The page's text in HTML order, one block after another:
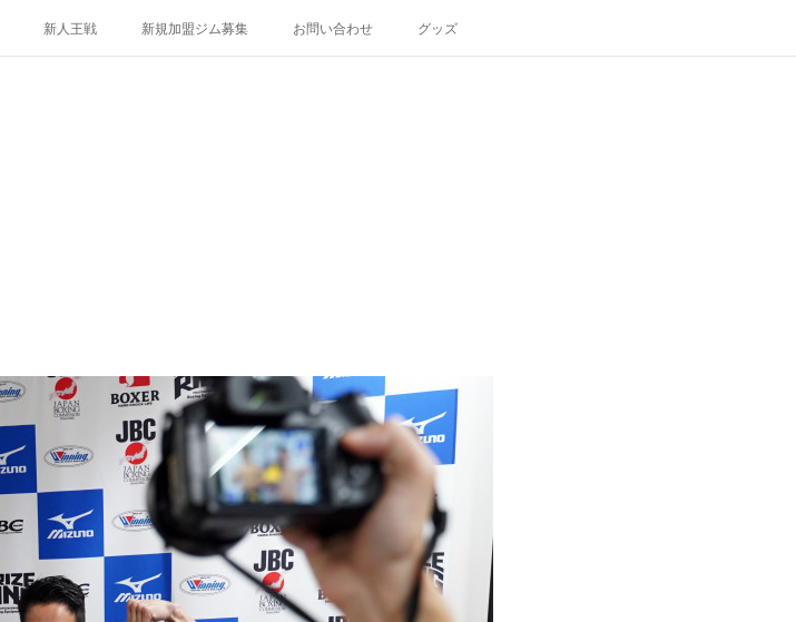
新人王戦 新規加盟ジム募集 お問い合わせ グッズ